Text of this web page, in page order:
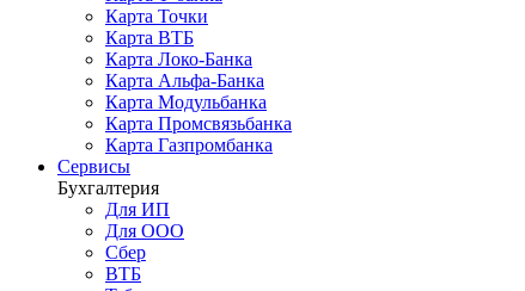
Карта Точки
Карта ВТБ
Карта Локо-Банка
Карта Альфа-Банка
Карта Модульбанка
Карта Промсвязьбанка
Карта Газпромбанка
Сервисы
Бухгалтерия
Для ИП
Для ООО
Сбер
ВТБ